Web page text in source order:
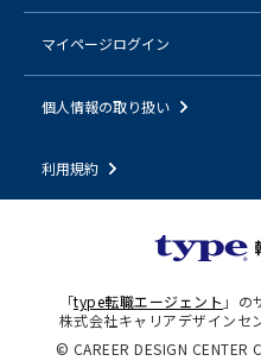
マイページログイン
個人情報の取り扱い
利用規約
「type転職エージェント 」の
株式会社キャリアデザインセ
© CAREER DESIGN CENTER